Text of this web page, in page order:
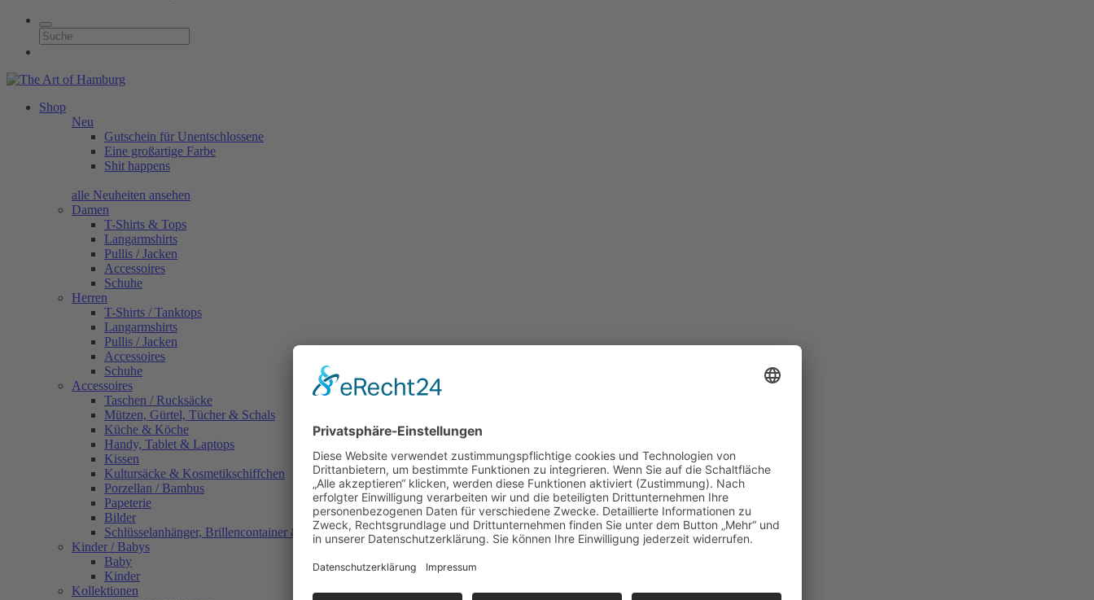
Shop
Neu
Gutschein für Unentschlossene
Eine großartige Farbe
Shit happens
alle Neuheiten ansehen
Damen
T-Shirts & Tops
Langarmshirts
Pullis / Jacken
Accessoires
Schuhe
Herren
T-Shirts / Tanktops
Langarmshirts
Pullis / Jacken
Accessoires
Schuhe
Accessoires
Taschen / Rucksäcke
Mützen, Gürtel, Tücher & Schals
Küche & Köche
Handy, Tablet & Laptops
Kissen
Kultursäcke & Kosmetikschiffchen
Porzellan / Bambus
Papeterie
Bilder
Schlüsselanhänger, Brillencontainer & mehr
Kinder / Babys
Baby
Kinder
Kollektionen